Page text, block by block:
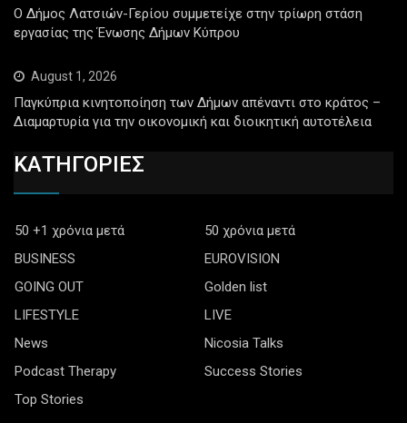
Ο Δήμος Λατσιών-Γερίου συμμετείχε στην τρίωρη στάση
εργασίας της Ένωσης Δήμων Κύπρου
August 1, 2026
Παγκύπρια κινητοποίηση των Δήμων απέναντι στο κράτος –
Διαμαρτυρία για την οικονομική και διοικητική αυτοτέλεια
ΚΑΤΗΓΟΡΙΕΣ
50 +1 χρόνια μετά
50 χρόνια μετά
BUSINESS
EUROVISION
GOING OUT
Golden list
LIFESTYLE
LIVE
News
Nicosia Talks
Podcast Therapy
Success Stories
Top Stories